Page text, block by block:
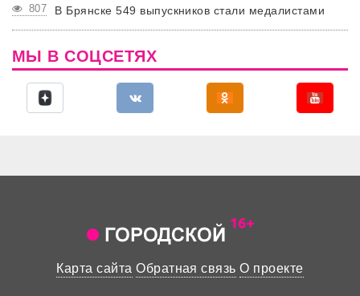
807 В Брянске 549 выпускников стали медалистами
МЫ В СОЦСЕТЯХ
Карта сайта Обратная связь О проекте